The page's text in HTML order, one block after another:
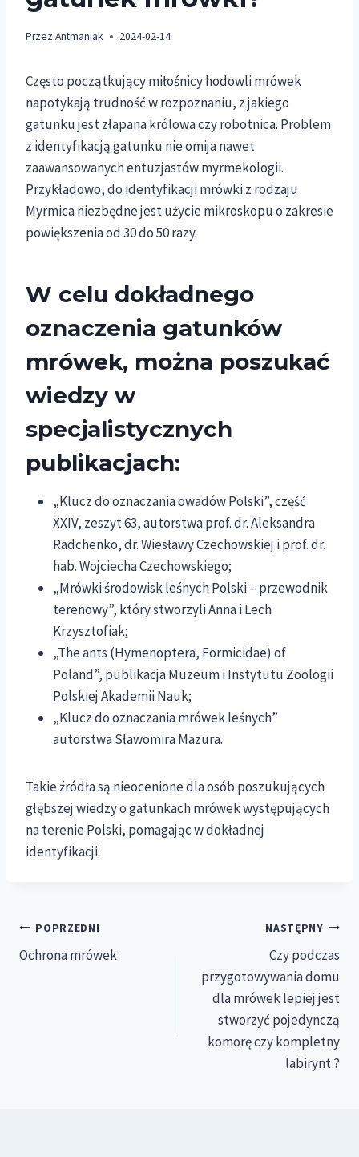
Przez Antmaniak 2024-02-14
Często początkujący miłośnicy hodowli mrówek
napotykają trudność w rozpoznaniu, z jakiego
gatunku jest złapana królowa czy robotnica. Problem
z identyfikacją gatunku nie omija nawet
zaawansowanych entuzjastów myrmekologii.
Przykładowo, do identyfikacji mrówki z rodzaju
Myrmica niezbędne jest użycie mikroskopu o zakresie
powiększenia od 30 do 50 razy.
W celu dokładnego
oznaczenia gatunków
mrówek, można poszukać
wiedzy w
specjalistycznych
publikacjach:
„Klucz do oznaczania owadów Polski”, część
XXIV, zeszyt 63, autorstwa prof. dr. Aleksandra
Radchenko, dr. Wiesławy Czechowskiej i prof. dr.
hab. Wojciecha Czechowskiego;
„Mrówki środowisk leśnych Polski – przewodnik
terenowy”, który stworzyli Anna i Lech
Krzysztofiak;
„The ants (Hymenoptera, Formicidae) of
Poland”, publikacja Muzeum i Instytutu Zoologii
Polskiej Akademii Nauk;
„Klucz do oznaczania mrówek leśnych”
autorstwa Sławomira Mazura.
Takie źródła są nieocenione dla osób poszukujących
głębszej wiedzy o gatunkach mrówek występujących
na terenie Polski, pomagając w dokładnej
identyfikacji.
Nawigacja
wpisu
POPRZEDNI
Ochrona mrówek
NASTĘPNY
Czy podczas
przygotowywania domu
dla mrówek lepiej jest
stworzyć pojedynczą
komorę czy kompletny
labirynt ?